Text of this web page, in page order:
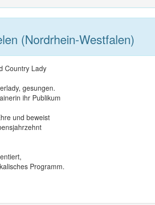
(Nordrhein-Westfalen)
Country Lady
gesungen.
ihr Publikum
und beweist
Programm.